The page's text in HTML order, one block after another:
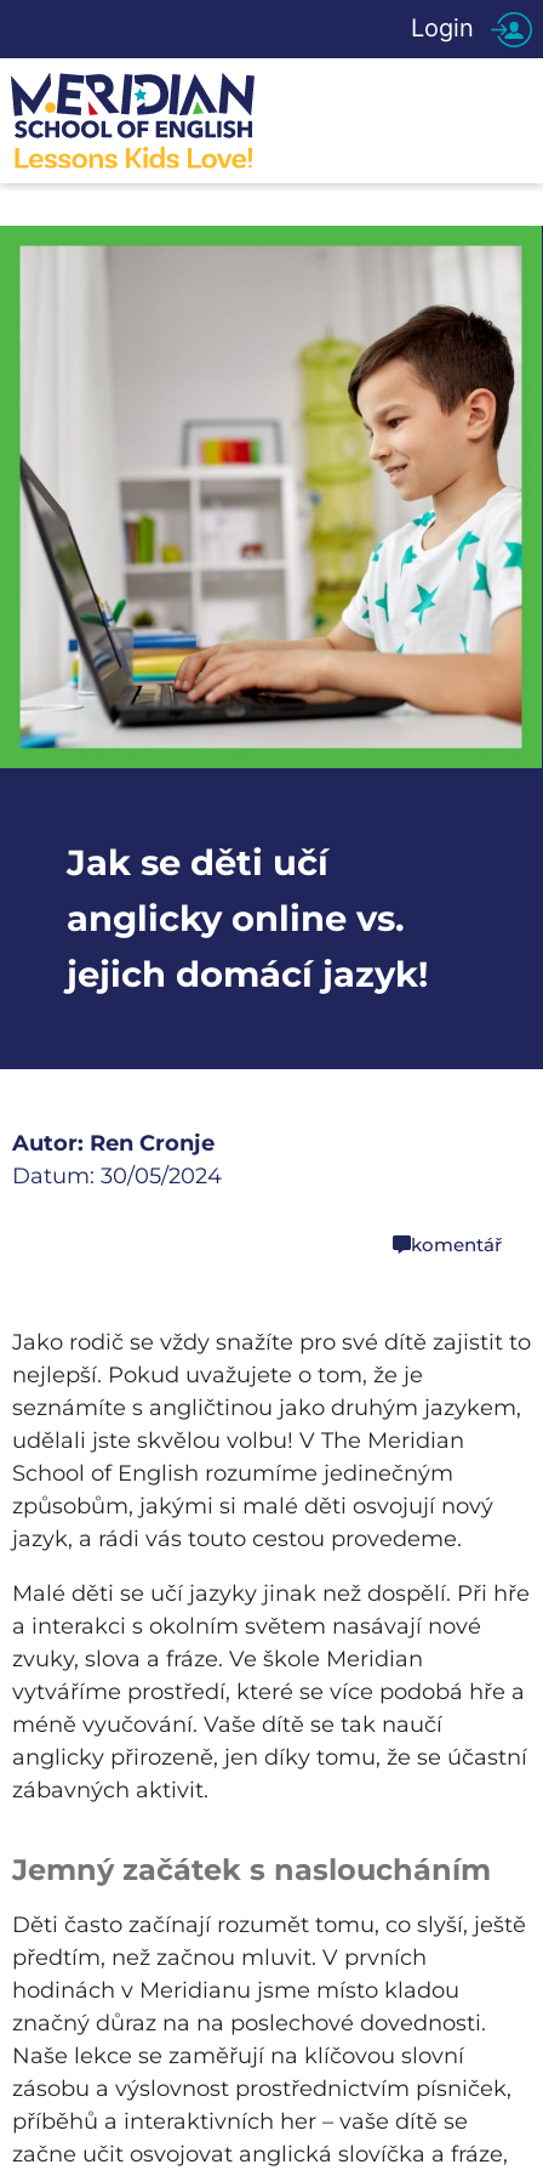
Login
Jak se děti učí
anglicky online vs.
jejich domácí jazyk!
Autor: Ren Cronje
Datum: 30/05/2024
komentář
Jako rodič se vždy snažíte pro své dítě zajistit to
nejlepší. Pokud uvažujete o tom, že je
seznámíte s angličtinou jako druhým jazykem,
udělali jste skvělou volbu! V The Meridian
School of English rozumíme jedinečným
způsobům, jakými si malé děti osvojují nový
jazyk, a rádi vás touto cestou provedeme.
Malé děti se učí jazyky jinak než dospělí. Při hře
a interakci s okolním světem nasávají nové
zvuky, slova a fráze. Ve škole Meridian
vytváříme prostředí, které se více podobá hře a
méně vyučování. Vaše dítě se tak naučí
anglicky přirozeně, jen díky tomu, že se účastní
zábavných aktivit.
Jemný začátek s nasloucháním
Děti často začínají rozumět tomu, co slyší, ještě
předtím, než začnou mluvit. V prvních
hodinách v Meridianu jsme místo kladou
značný důraz na na poslechové dovednosti.
Naše lekce se zaměřují na klíčovou slovní
zásobu a výslovnost prostřednictvím písniček,
příběhů a interaktivních her – vaše dítě se
začne učit osvojovat anglická slovíčka a fráze,